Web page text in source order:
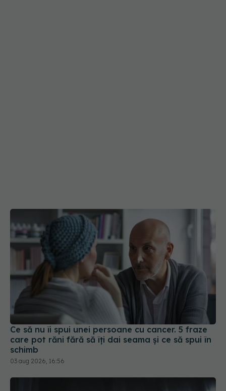
Ce să nu îi spui unei persoane cu cancer. 5 fraze
care pot răni fără să îți dai seama și ce să spui în
schimb
03 aug 2026, 16:56